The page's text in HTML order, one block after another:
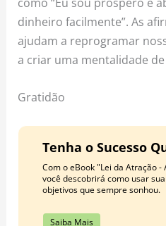
dinheiro facilmente”. As
ajudam a reprogramar
a criar uma mentalidade
Gratidão
Tenha o Sucesso
Com o eBook "Lei da Atração -
você descobrirá como usar
objetivos que sempre sonhou.
Saiba Mais